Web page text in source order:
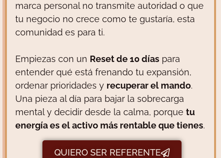
marca personal no transmite autoridad o que
tu negocio no crece como te gustaría, esta
comunidad es para ti.
Empiezas con un Reset de 10 días para
entender qué está frenando tu expansión,
ordenar prioridades y recuperar el mando.
Una pieza al día para bajar la sobrecarga
mental y decidir desde la calma, porque tu
energía es el activo más rentable que tienes.
QUIERO SER REFERENTE